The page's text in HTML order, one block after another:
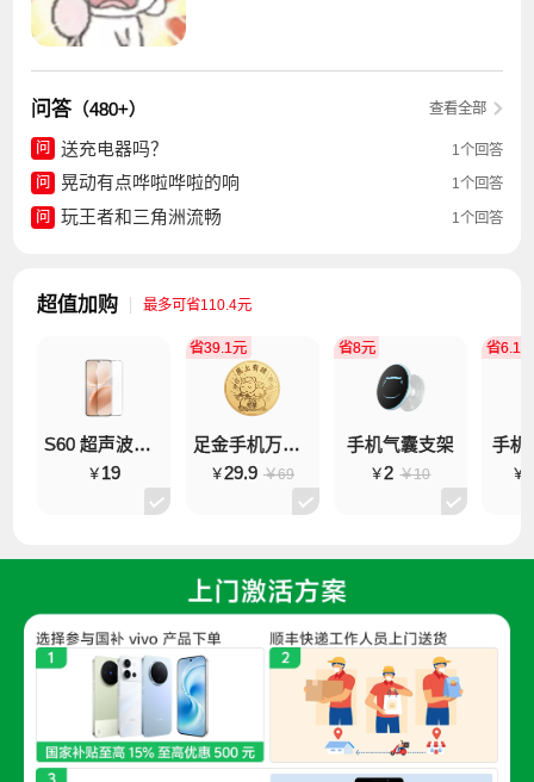
问答 （480+） 查看全部
问 送充电器吗？
1个回答
问
晃动有点哗啦哗啦的响
1个回答
问
玩王者和三角洲流畅 1个回答
超值加购 最多可省110.4元
S60 超声波钢化膜
19
省39.1元
足金手机万能贴 马上有钱
29.9 ￥69
省8元
手机气囊支架
2 ￥10
省6.1
手机